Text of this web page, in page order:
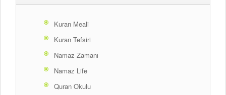
Kuran Meali
Kuran Tefsiri
Namaz Zamanı
Namaz Life
Quran Okulu